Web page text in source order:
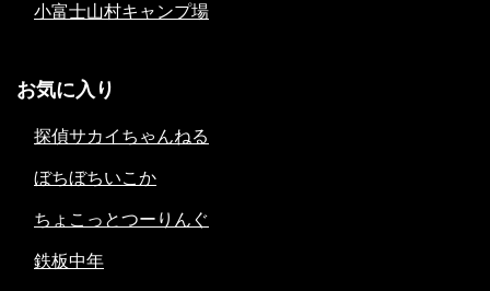
小富士山村キャンプ場
お気に入り
探偵サカイちゃんねる
ぼちぼちいこか
ちょこっとつーりんぐ
鉄板中年